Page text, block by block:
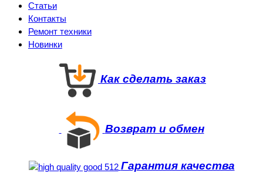
Статьи
Контакты
Ремонт техники
Новинки
Как сделать заказ
Возврат и обмен
Гарантия качества